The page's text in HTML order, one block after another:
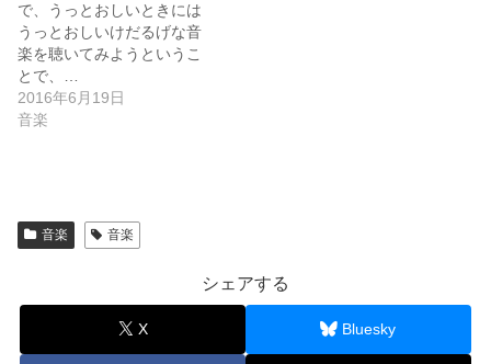
で、うっとおしいときには
うっとおしいけだるげな音
楽を聴いてみようというこ
とで、…
2016年6月19日
音楽
音楽 音楽
シェアする
X Bluesky